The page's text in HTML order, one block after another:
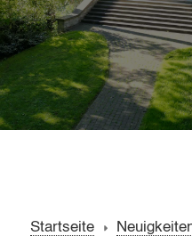
Startseite